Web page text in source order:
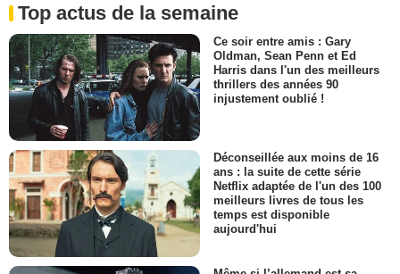
Top actus de la semaine
Ce soir entre amis : Gary
Oldman, Sean Penn et Ed
Harris dans l'un des meilleurs
thrillers des années 90
injustement oublié !
Déconseillée aux moins de 16
ans : la suite de cette série
Netflix adaptée de l'un des 100
meilleurs livres de tous les
temps est disponible
aujourd'hui